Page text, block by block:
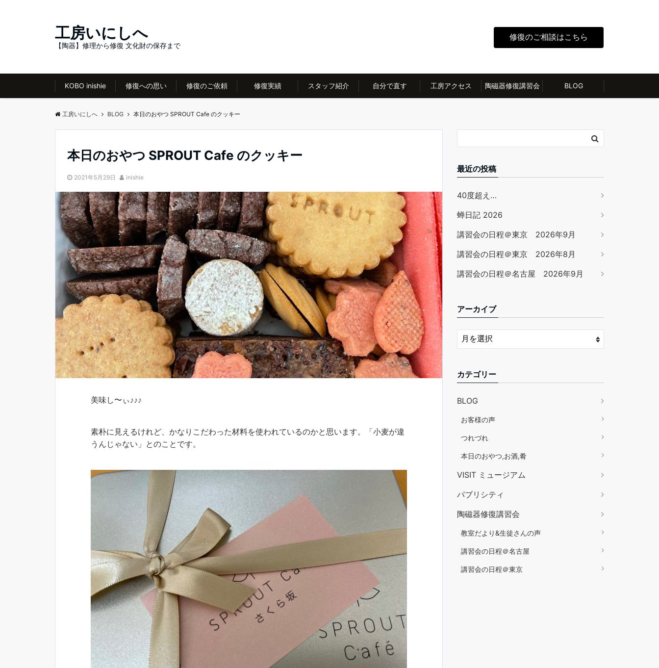
工房いにしへ
【陶器】修理から修復 文化財の保存まで
修復のご相談はこちら
KOBO inishie 修復への思い 修復のご依頼 修復実績 スタッフ紹介 自分で直す 工房アクセス 陶磁器修復講習会 BLOG
工房いにしへ BLOG 本日のおやつ SPROUT Cafe のクッキー
本日のおやつ SPROUT Cafe のクッキー
2021年5月29日 inishie
美味し〜ぃ♪♪♪
素朴に見えるけれど、かなりこだわった材料を使われているのかと思います。「小麦が違
うんじゃない」とのことです。
最近の投稿
40度超え…
蝉日記 2026
講習会の日程＠東京 2026年9月
講習会の日程＠東京 2026年8月
講習会の日程＠名古屋 2026年9月
アーカイブ
カテゴリー
BLOG
お客様の声
つれづれ
本日のおやつ,お酒,肴
VISIT ミュージアム
パブリシティ
陶磁器修復講習会
教室だより&生徒さんの声
講習会の日程＠名古屋
講習会の日程＠東京